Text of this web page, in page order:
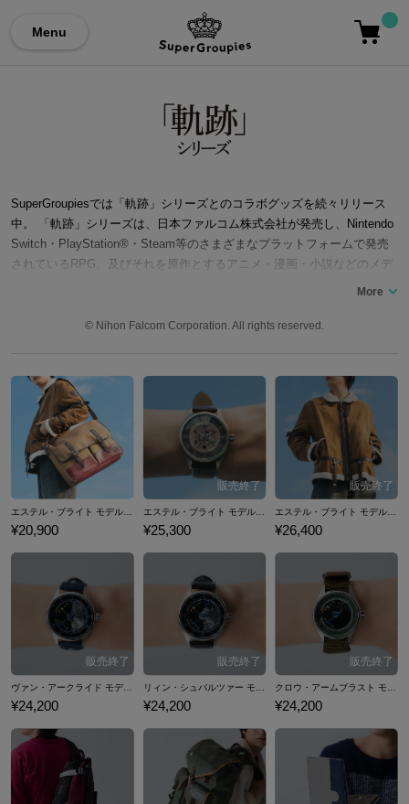
Menu
SuperGroupiesでは「軌跡」シリーズとのコラボグッズを続々リリース
中。 「軌跡」シリーズは、日本ファルコム株式会社が発売し、Nintendo
Switch・PlayStation®・Steam等のさまざまなプラットフォームで発売
されているRPG、及びそれを原作とするアニメ・漫画・小説などのメデ
ィアミックス作品。 舞台は「導力」と呼ばれる神秘のエネルギーで飛躍
性豊かなキャラクターたちがシリーズを通して成長していきます。2024
の軌跡 the 1st』がNintendo Switch、PlayStation5、Steamで発売。 ここ
では『空の軌跡 the 1st』の主人公エステル・ブライトをイメージした腕
時計やアウター、バッグなど…「軌跡」シリーズのコラボファッション
アイテムをご紹介いたします。
© Nihon Falcom Corporation. All rights reserved.
¥20,900
エステル・ブライト モデル 腕時計 「軌跡」シリーズ 空の軌跡 the 1st
¥25,300 ¥26,400
ヴァン・アークライド モデル 腕時計 「軌跡」シリーズ 英雄伝説 界の軌跡
¥24,200
リィン・シュバルツァー モデル 腕時計 「軌跡」シリーズ 英雄伝説 界の軌跡
¥24,200
クロウ・アームブラスト モデル 腕時計 「軌跡」シリーズ 英雄伝説 界の軌跡
¥24,200